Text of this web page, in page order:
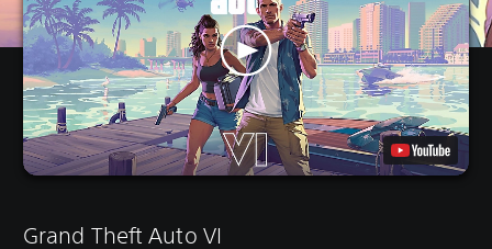
Grand Theft Auto VI